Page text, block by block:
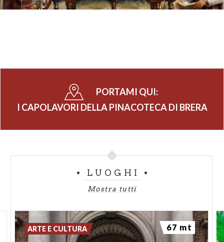
PORTAMI QUI:
I CAPOLAVORI DELLA PINACOTECA DI BRERA
LUOGHI
Mostra tutti
ARTE E CULTURA 67 mt